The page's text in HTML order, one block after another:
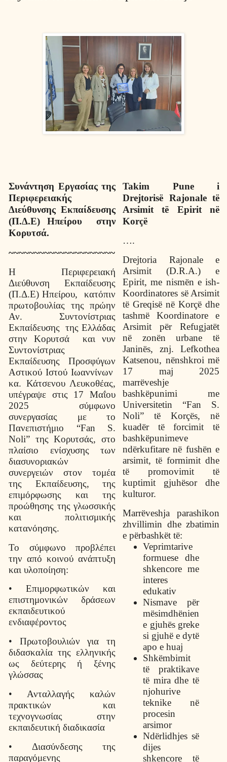
Συνάντηση Εργασίας της
Περιφερειακής
Διεύθυνσης Εκπαίδευσης
(Π.Δ.Ε) Ηπείρου
στην
Κορυτσά.
~~~~~~~~~~~~~~~~~~~~~
Η Περιφερειακή
Διεύθυνση Εκπαίδευσης
(Π.Δ.Ε) Ηπείρου,
κατόπιν
πρωτοβουλίας της πρώην
Αν. Συντονίστριας
Εκπαίδευσης της Ελλάδας
στην Κορυτσά
και νυν
Συντονίστριας
Εκπαίδευσης Προσφύγων
Αστικού Ιστού Ιωαννίνων
κα. Κάτσενου Λευκοθέας,
υπέγραψε στις 17 Μαΐου
2025 σύμφωνο
συνεργασίας με το
Πανεπιστήμιο “Fan S.
Noli” της Κορυτσάς, στο
πλαίσιο ενίσχυσης των
διασυνοριακών
συνεργειών στον τομέα
της Εκπαίδευσης, της
επιμόρφωσης και της
προώθησης της γλωσσικής
και πολιτισμικής
κατανόησης.
Το σύμφωνο προβλέπει
την από κοινού ανάπτυξη
και υλοποίηση:
• Επιμορφωτικών και
επιστημονικών δράσεων
εκπαιδευτικού
ενδιαφέροντος
• Πρωτοβουλιών για τη
διδασκαλία της ελληνικής
ως δεύτερης ή ξένης
γλώσσας
• Ανταλλαγής καλών
πρακτικών και
τεχνογνωσίας στην
εκπαιδευτική διαδικασία
• Διασύνδεσης της
παραγόμενης
Takim Pune
i
Drejtorisë Rajonale të
Arsimit
të Epirit në
Korçë
….
Drejtoria
Rajonale
e
Arsimit (D.R.A.) e
Epirit,me nismën e ish-
Koordinatores së Arsimit
tëGreqisë në Korçë dhe
tashmë Koordinatore
e
Arsimit
për Refugjatët
në zonën urbane të
Janinës, znj. Lefkothea
Katsenou, nënshkroi më
17 maj 2025
marrëveshje
bashkëpunimi
me
Universitetin “Fan S.
Noli”të Korçës, në
kuadër tëforcimit të
bashkëpunimeve
ndërkufitare në fushën e
arsimit,të formimit dhe
të promovimit të
kuptimit
gjuhësor
dhe
kulturor.
Marrëveshja
parashikon
zhvillimin dhe zbatimin
e përbashkët të:
Veprimtarive
formuese dhe
shkencore me
interes
edukativ
Nismave për
mësimdhënien
e gjuhës greke
si gjuhë e dytë
apo e huaj
Shkëmbimit
të praktikave
të mira dhe të
njohurive
teknike në
procesin
arsimor
Ndërlidhjes së
dijes
shkencore të